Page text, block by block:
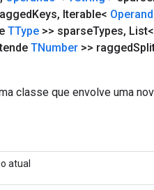
Keys, Iterable<
TType >> sparseTypes,
TNumber >> ragged
classe que envolve uma
atual